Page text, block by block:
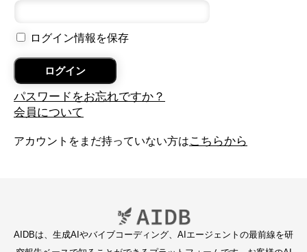
ログイン情報を保存
パスワードをお忘れですか？
会員について
アカウントをまだ持っていない方は こちらから
AIDBは、生成AIやバイブコーディング、AIエージェントの最前線を研